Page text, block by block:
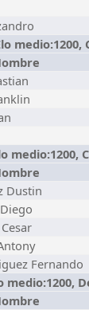
medio:1200,
Dustin
Fernando
medio:1200,